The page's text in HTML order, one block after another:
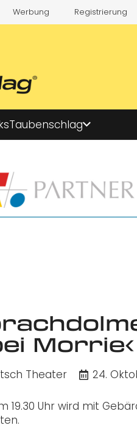
Werbung Registrierung
Taubenschlag
Morrie‹
Theater 24.
19.30 Uhr wird mit